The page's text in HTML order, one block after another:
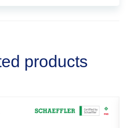
products